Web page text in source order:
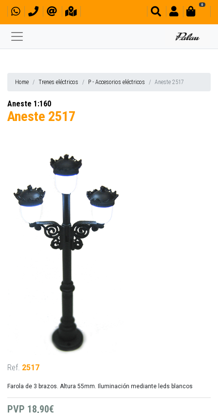
0
Home Trenes eléctricos P - Accesorios eléctricos Aneste 2517
Aneste 1:160
Aneste 2517
Ref. 2517
Farola de 3 brazos. Altura 55mm. Iluminación mediante leds blancos
PVP 18,90€